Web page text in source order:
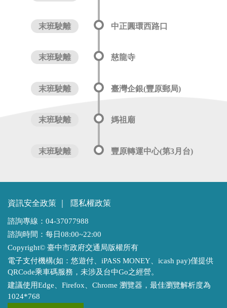
末班駛離 中正圓環西路口
末班駛離 慈龍寺
末班駛離 臺灣企銀(豐原郵局)
末班駛離 媽祖廟
末班駛離 豐原轉運中心(第3月台)
資訊安全政策 隱私權政策
諮詢專線：04-37077988
諮詢時間：每日08:00~22:00
Copyright© 臺中市政府交通局版權所有
電子支付機構(如：悠遊付、iPASS MONEY、icash pay)僅提供
QRCode乘車碼服務，未涉及台中Go之經營。
建議使用Edge、Firefox、Chrome 瀏覽器，最佳瀏覽解析度為
1024*768